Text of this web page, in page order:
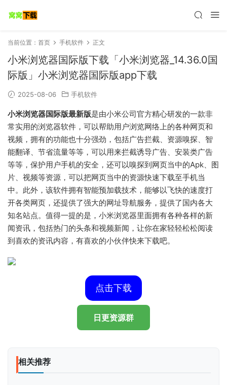
当前位置： 首页 手机软件 正文
小米浏览器国际版下载「小米浏览器_14.36.0国
际版」小米浏览器国际版app下载
2025-08-06 手机软件
小米浏览器国际版最新版是由小米公司官方精心研发的一款非
常实用的浏览器软件，可以帮助用户浏览网络上的各种网页和
视频，拥有的功能也十分强劲，包括广告拦截、资源嗅探、智
能翻译、节省流量等等，可以用来拦截诱导广告、安装类广告
等等，保护用户手机的安全，还可以嗅探到网页当中的Apk、图
片、视频等资源，可以把网页当中的资源快速下载至手机当
中。此外，该软件拥有智能预加载技术，能够以飞快的速度打
开各类网页，还提供了强大的网址导航服务，提供了国内各大
知名站点。值得一提的是，小米浏览器里面拥有各种各样的新
闻资讯，包括热门的头条和视频新闻，让你在家轻轻松松阅读
到喜欢的资讯内容，有喜欢的小伙伴快来下载吧。
点击下载
日更资源群
相关推荐